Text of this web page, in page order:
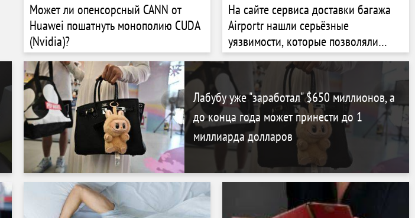
Может ли опенсорсный CANN от
Huawei пошатнуть монополию CUDA
(Nvidia)?
На сайте сервиса доставки багажа
Airportr нашли серьёзные
уязвимости, которые позволяли
красть и перенаправлять багаж
Лабубу уже "заработал" $650 миллионов, а
до конца года может принести до 1
миллиарда долларов